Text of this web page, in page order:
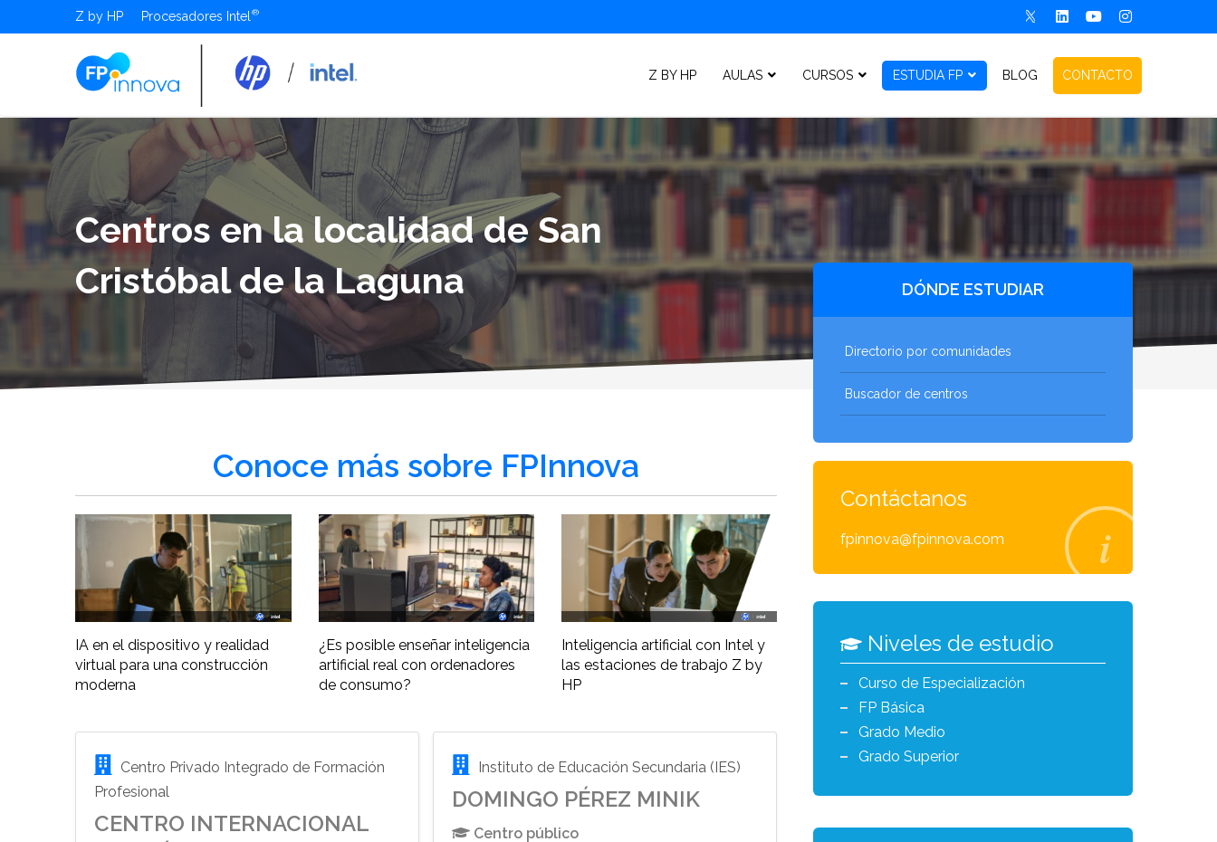
Z by HP Procesadores Intel
Z BY HP AULAS CURSOS ESTUDIA FP BLOG CONTACTO
Centros en la localidad de San
Cristóbal de la Laguna
Conoce más sobre FPInnova
IA en el dispositivo y realidad
virtual para una construcción
moderna
¿Es posible enseñar inteligencia
artificial real con ordenadores
de consumo?
Inteligencia artificial con Intel y
las estaciones de trabajo Z by
HP
Centro Privado Integrado de Formación
Profesional
CENTRO INTERNACIONAL
Instituto de Educación Secundaria (IES)
DOMINGO PÉREZ MINIK
Centro público
DÓNDE ESTUDIAR
Directorio por comunidades
Buscador de centros
Contáctanos
fpinnova@fpinnova.com
Niveles de estudio
Curso de Especialización
FP Básica
Grado Medio
Grado Superior